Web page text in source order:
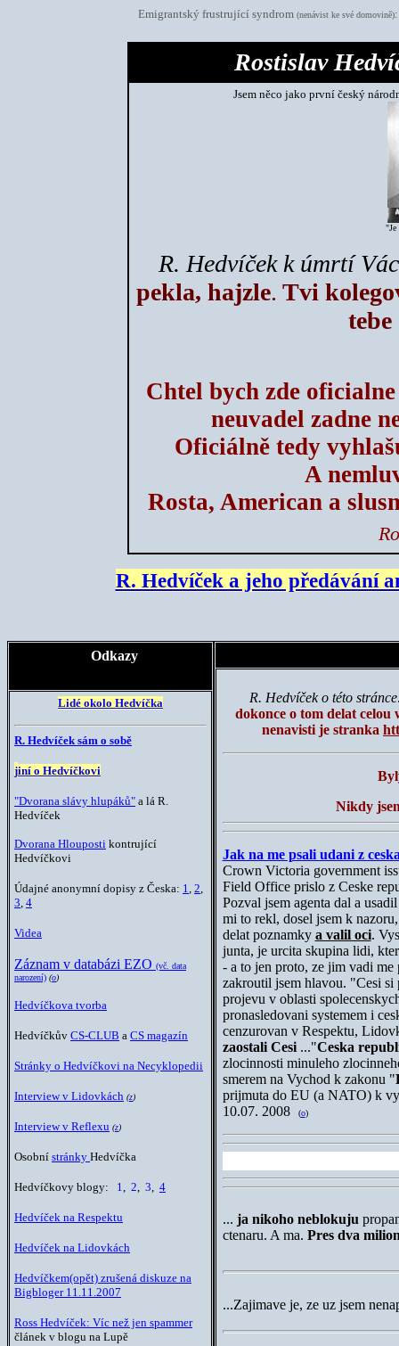
Emigrantský frustrující syndrom (nenávist ke své domovině)
Rostislav
Jsem něco jako první český
"Je
R. Hedvíček k úmrtí
pekla, hajzle. Tvi
Chtel bych zde
neuvadel zadne
Oficiálně tedy
A
Rosta, American a
R. Hedvíček a jeho předávání
Odkazy
Lidé okolo Hedvíčka
R. Hedvíček sám o sobě
jiní o Hedvíčkovi
"Dvorana slávy hlupáků" a lá R.
Hedvíček
Dvorana Hlouposti kontrující
Hedvíčkovi
Údajné anonymní dopisy z Česka: 1, 2,
3, 4
Videa
Záznam v databázi EZO (vč. data
narození) (o)
Hedvíčkova tvorba
Hedvíčkův CS-CLUB a CS magazín
Stránky o Hedvíčkovi na Necyklopedii
Interview v Lidovkách (z)
Interview v Reflexu (z)
Osobní stránky Hedvíčka
Hedvíčkovy blogy: 1, 2, 3, 4
Hedvíček na Respektu
Hedvíček na Lidovkách
Hedvíčkem(opět) zrušená diskuze na
Bigbloger 11.11.2007
Ross Hedvíček: Víc než jen spammer
článek v blogu na Lupě
R. Hedvíček o této
dokonce o tom delat
nenavisti je stranka
Nikdy
Jak na me psali udani z
Crown Victoria government
Field Office prislo z Ceske
Pozval jsem agenta dal a
mi to rekl, dosel jsem k
delat poznamky a valil oci.
junta, je urcita skupina lidi,
- a to jen proto, ze jim vadi
zakroutil jsem hlavou. "Cesi si
projevu v oblasti
pronasledovani systemem i
cenzurovan v Respektu,
zaostali Cesi..."Ceska
zlocinnosti minuleho
smerem na Vychod k zakonu "
prijmuta do EU (a NATO) k
10.07. 2008 (o)
... ja nikoho neblokuju
ctenaru. A ma. Pres dva
...Zajimave je, ze uz jsem